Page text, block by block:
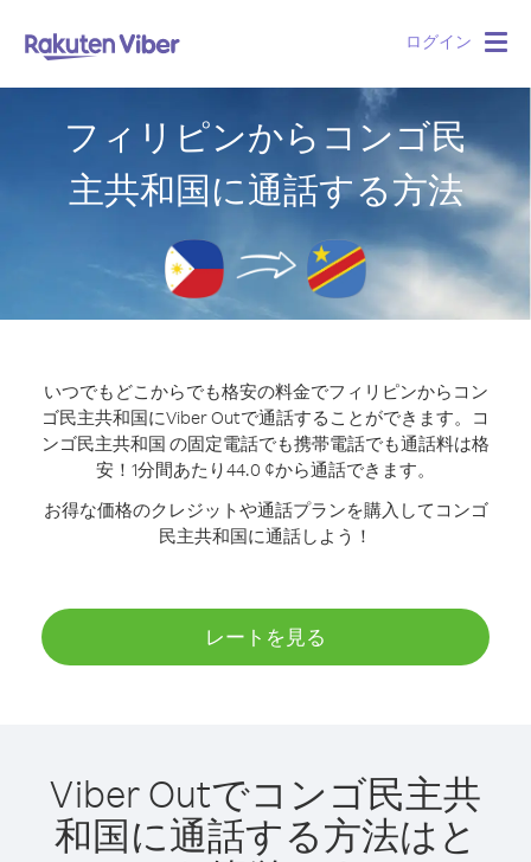
ログイン
フィリピンからコンゴ民
主共和国に通話する方法
いつでもどこからでも格安の料金でフィリピンからコン
ゴ民主共和国にViber Outで通話することができます。
コ
ンゴ民主共和国 の固定電話でも携帯電話でも通話料は格
安！1分間あたり44.0 ¢から通話できます。
お得な価格のクレジットや通話プランを購入してコンゴ
民主共和国に通話しよう！
レートを見る
Viber Outでコンゴ民主共
和国に通話する方法はと